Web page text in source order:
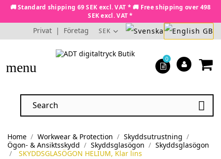
🚚 Standard shipping 69 SEK excl. VAT * 🚚 Free shipping over 498
SEK excl. VAT *
Privat | Företag SEK
menu

0
Home Workwear & Protection
Skyddsutrustning
Ögon- & Ansiktsskydd
Skyddsglasögon
Skyddsglasögon
SKYDDSGLASÖGON HELIUM, Klar lins